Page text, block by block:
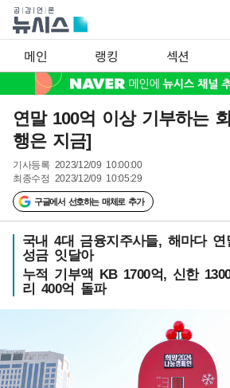
메인 랭킹 섹션
연말 100억 이상 기부하는
행은 지금]
기사등록 2023/12/09 10:00:00
최종수정 2023/12/09 10:05:29
구글에서 선호하는 매체로 추가
국내 4대 금융지주사들, 해마다 연
성금 잇달아
누적 기부액 KB 1700억, 신한
리 400억 돌파